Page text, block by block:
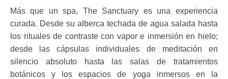
Más que un spa, The Sanctuary es una experiencia
curada. Desde su alberca techada de agua salada hasta
los rituales de contraste con vapor e inmersión en hielo;
desde las cápsulas individuales de meditación en
silencio absoluto hasta las salas de tratamientos
botánicos y los espacios de yoga inmersos en la